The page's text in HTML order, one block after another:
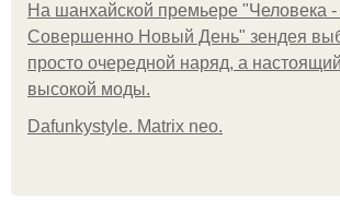
На шанхайской премьере "Человека -
Совершенно Новый День" зендея
просто очередной наряд, а
высокой моды.
Dafunkystyle. Matrix neo.